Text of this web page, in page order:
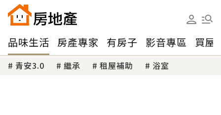
品味生活 房產專家 有房子 影音專區 買屋
青安3.0 繼承 租屋補助 浴室